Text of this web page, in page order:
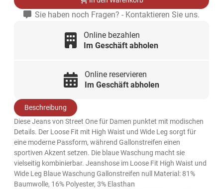
Sie haben noch Fragen? - Kontaktieren Sie uns.
Online bezahlen
Im Geschäft abholen
Online reservieren
Im Geschäft abholen
Beschreibung
Diese Jeans von Street One für Damen punktet mit modischen
Details. Der Loose Fit mit High Waist und Wide Leg sorgt für
eine moderne Passform, während Gallonstreifen einen
sportiven Akzent setzen. Die blaue Waschung macht sie
vielseitig kombinierbar. Jeanshose im Loose Fit High Waist und
Wide Leg Blaue Waschung Gallonstreifen null Material: 81%
Baumwolle, 16% Polyester, 3% Elasthan